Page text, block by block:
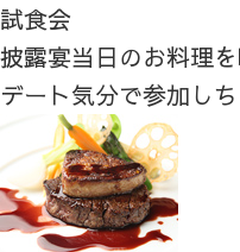
試食会
披露宴当日のお料理
デート気分で参加し